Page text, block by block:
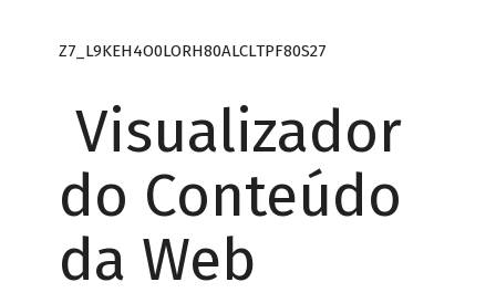
Z7_L9KEH4O0LORH80ALCLTPF80S27
Visualizador
do Conteúdo
da Web